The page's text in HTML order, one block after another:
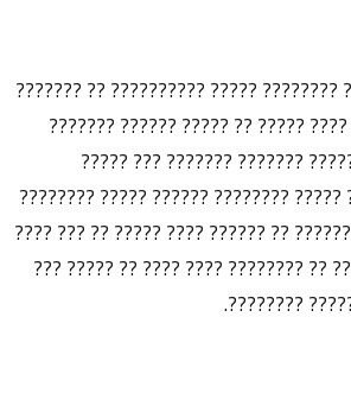
- ??? ????? ????? ???????? ?????
???????? ????. ???? ???? ????? ??
???????????? ???? ?????
????????? ??? ????? ????? ????????
???????? ??? ???? ??????? ?? ??????
?????? ?? ????? ????? ?? ????????
?????????